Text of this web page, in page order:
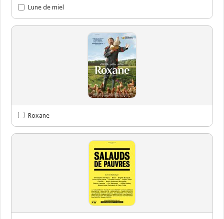
Lune de miel
Roxane